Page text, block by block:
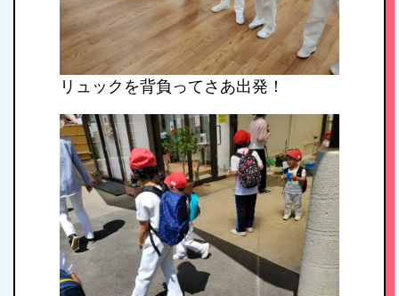
リュックを背負ってさあ出発！